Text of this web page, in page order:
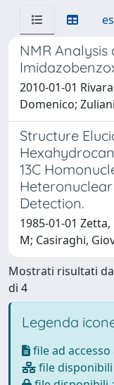
NMR Analysis
2010-01-01
Domenico;
Structure
13C
Detection.
1985-01-01 Zetta,
M; Casiraghi,
Mostrati risultati
di 4
Legenda
file ad
file